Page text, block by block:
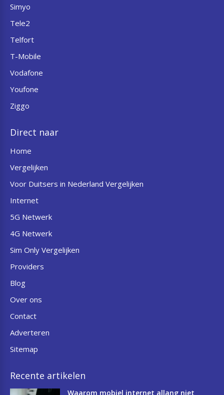
Simyo
Tele2
Telfort
T-Mobile
Vodafone
Youfone
Ziggo
Direct naar
Home
Vergelijken
Voor Duitsers in Nederland Vergelijken
Internet
5G Netwerk
4G Netwerk
Sim Only Vergelijken
Providers
Blog
Over ons
Contact
Adverteren
Sitemap
Recente artikelen
Waarom mobiel internet allang niet